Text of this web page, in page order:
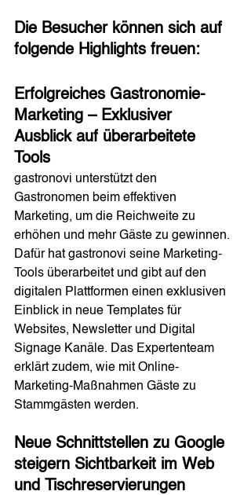
Die Besucher können sich auf
folgende Highlights freuen:
Erfolgreiches Gastronomie-
Marketing – Exklusiver
Ausblick auf überarbeitete
Tools
gastronovi unterstützt den
Gastronomen beim effektiven
Marketing, um die Reichweite zu
erhöhen und mehr Gäste zu gewinnen.
Dafür hat gastronovi seine Marketing-
Tools überarbeitet und gibt auf den
digitalen Plattformen einen exklusiven
Einblick in neue Templates für
Websites, Newsletter und Digital
Signage Kanäle. Das Expertenteam
erklärt zudem, wie mit Online-
Marketing-Maßnahmen Gäste zu
Stammgästen werden.
Neue Schnittstellen zu Google
steigern Sichtbarkeit im Web
und Tischreservierungen